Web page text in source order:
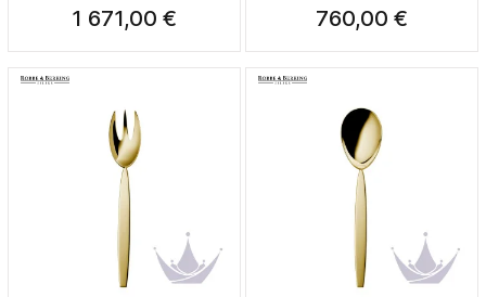
1 671,00 € 760,00 €